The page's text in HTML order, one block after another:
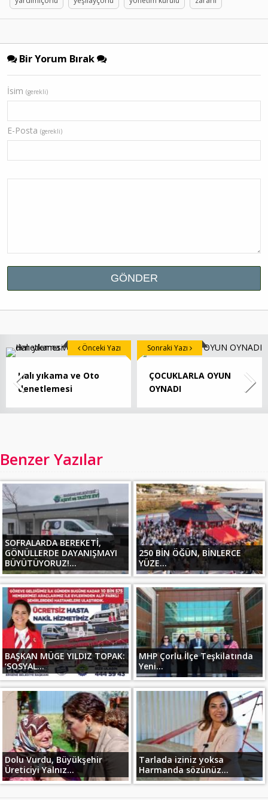
Bir Yorum Bırak
İsim (gerekli)
E-Posta (gerekli)
Halı yıkama ve Oto
denetlemesi
Önceki Yazı
ÇOCUKLARLA OYUN
OYNADI
Sonraki Yazı
Benzer Yazılar
SOFRALARDA BEREKETİ,
GÖNÜLLERDE DAYANIŞMAYI
BÜYÜTÜYORUZ!...
250 BİN ÖĞÜN, BİNLERCE
YÜZE...
BAŞKAN MÜGE YILDIZ TOPAK:
‘SOSYAL...
MHP Çorlu İlçe Teşkilatında
Yeni...
Dolu Vurdu, Büyükşehir
Üreticiyi Yalnız...
Tarlada iziniz yoksa
Harmanda sözünüz...